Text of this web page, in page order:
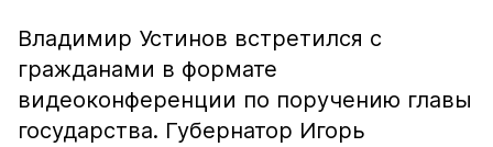
Владимир Устинов встретился с
гражданами в формате
видеоконференции по поручению главы
государства. Губернатор Игорь